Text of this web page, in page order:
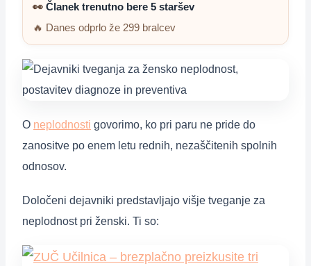
👀 Članek trenutno bere 5 staršev
🔥 Danes odprlo že 299 bralcev
O neplodnosti govorimo, ko pri paru ne pride do
zanositve po enem letu rednih, nezaščitenih spolnih
odnosov.
Določeni dejavniki predstavljajo višje tveganje za
neplodnost pri ženski. Ti so: